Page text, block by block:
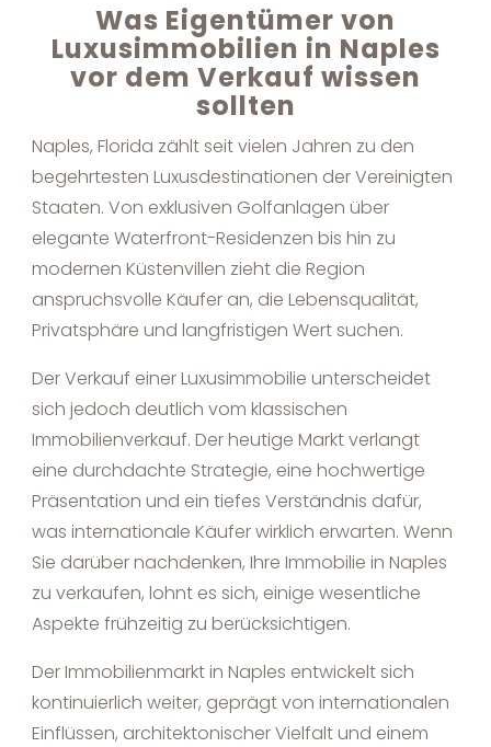
Was Eigentümer von
Luxusimmobilien in Naples
vor dem Verkauf wissen
sollten
Naples, Florida zählt seit vielen Jahren zu den
begehrtesten Luxusdestinationen der Vereinigten
Staaten. Von exklusiven Golfanlagen über
elegante Waterfront-Residenzen bis hin zu
modernen Küstenvillen zieht die Region
anspruchsvolle Käufer an, die Lebensqualität,
Privatsphäre und langfristigen Wert suchen.
Der Verkauf einer Luxusimmobilie unterscheidet
sich jedoch deutlich vom klassischen
Immobilienverkauf. Der heutige Markt verlangt
eine durchdachte Strategie, eine hochwertige
Präsentation und ein tiefes Verständnis dafür,
was internationale Käufer wirklich erwarten. Wenn
Sie darüber nachdenken, Ihre Immobilie in Naples
zu verkaufen, lohnt es sich, einige wesentliche
Aspekte frühzeitig zu berücksichtigen.
Der Immobilienmarkt in Naples entwickelt sich
kontinuierlich weiter, geprägt von internationalen
Einflüssen, architektonischer Vielfalt und einem